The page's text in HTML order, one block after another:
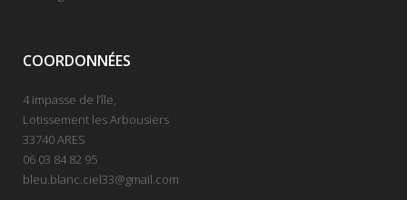
COORDONNÉES
4 impasse de l’île,
Lotissement les Arbousiers
33740 ARES
06 03 84 82 95
bleu.blanc.ciel33@gmail.com